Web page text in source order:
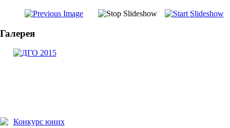
Галерея